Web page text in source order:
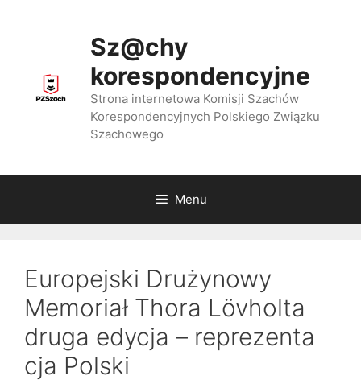
Sz@chy
korespondencyjne
Strona internetowa Komisji Szachów
Korespondencyjnych Polskiego Związku
Szachowego
Menu
Europejski Drużynowy
Memoriał Thora Lövholta
druga edycja – reprezenta​
cja Polski